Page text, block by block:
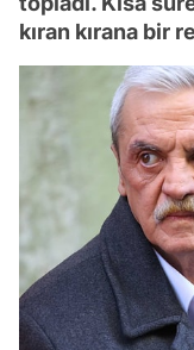
kıran kırana bir